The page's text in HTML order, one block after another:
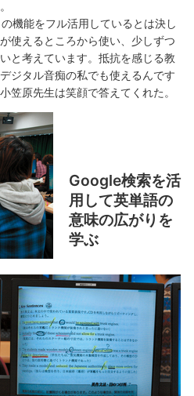
機能をフル活用しているとは決し
使えるところから使い、少しずつ
と考えています。抵抗を感じる教
ジタル音痴の私でも使えるんです
笠原先生は笑顔で答えてくれた。
Google検索を活
用して英単語の
意味の広がりを
学ぶ